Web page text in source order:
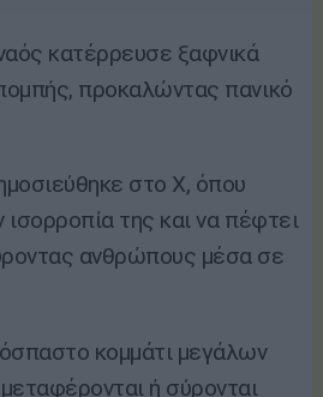
κατέρρευσε ξαφνικά
προκαλώντας πανικό
στο X, όπου
της και να πέφτει
ανθρώπους μέσα σε
κομμάτι μεγάλων
ή σύρονται